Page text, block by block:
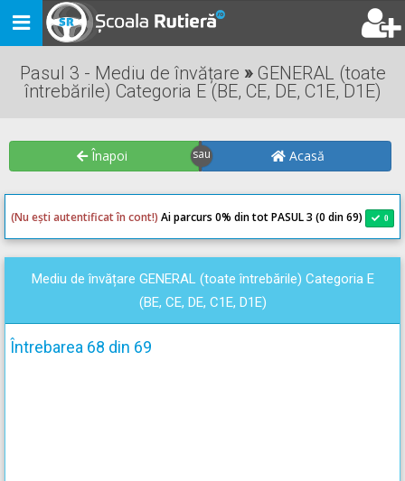
Toggle
navigation
Pasul 3 - Mediu de învățare »GENERAL (toate
întrebările) Categoria E (BE, CE, DE, C1E, D1E)
Înapoi Acasă
(Nu ești autentificat în cont!) Ai parcurs 0% din tot PASUL 3 (0 din 69) 0
Mediu de învățare GENERAL (toate întrebările) Categoria E
(BE, CE, DE, C1E, D1E)
Întrebarea 68 din 69